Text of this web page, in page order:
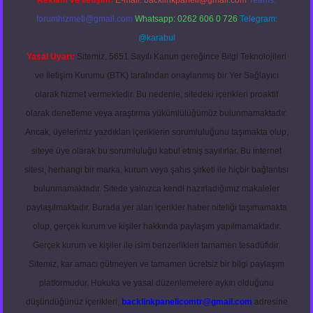
forumhizmeti@gmail.com Whatsapp: 0262 606 0 726 Telegram:
@karabul
Yasal Uyarı: Sitemiz, 5651 Sayılı Kanun gereğince Bilgi Teknolojileri
ve İletişim Kurumu (BTK) tarafından onaylanmış bir Yer Sağlayıcı
olarak hizmet vermektedir. Bu nedenle, sitedeki içerikleri proaktif
olarak denetleme veya araştırma yükümlülüğümüz bulunmamaktadır.
Ancak, üyelerimiz yazdıkları içeriklerin sorumluluğunu taşımakta olup,
siteye üye olarak bu sorumluluğu kabul etmiş sayılırlar. Bu internet
sitesi, herhangi bir marka, kurum veya şahıs şirketi ile hiçbir bağlantısı
bulunmamaktadır. Sitede yalnızca kendi hazırladığımız makaleler
paylaşılmaktadır. Burada yer alan içerikler haber niteliği taşımamakta
olup, gerçek kurum ve kişiler hakkında paylaşım yapılmamaktadır.
Gerçek kurum ve kişiler ile isim benzerlikleri tamamen tesadüfidir.
Sitemiz, kar amacı gütmeyen ve tamamen ücretsiz bir bilgi paylaşım
platformudur. Hukuka ve yasal düzenlemelere aykırı olduğunu
düşündüğünüz içerikleri, backlinkpanelicomtr@gmail.com adresine